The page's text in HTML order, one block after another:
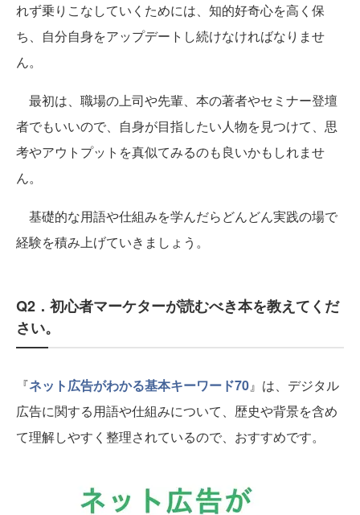
れず乗りこなしていくためには、知的好奇心を高く保
ち、自分自身をアップデートし続けなければなりませ
ん。
最初は、職場の上司や先輩、本の著者やセミナー登壇
者でもいいので、自身が目指したい人物を見つけて、思
考やアウトプットを真似てみるのも良いかもしれませ
ん。
基礎的な用語や仕組みを学んだらどんどん実践の場で
経験を積み上げていきましょう。
Q2．初心者マーケターが読むべき本を教えてくだ
さい。
『ネット広告がわかる基本キーワード70』は、デジタル
広告に関する用語や仕組みについて、歴史や背景を含め
て理解しやすく整理されているので、おすすめです。